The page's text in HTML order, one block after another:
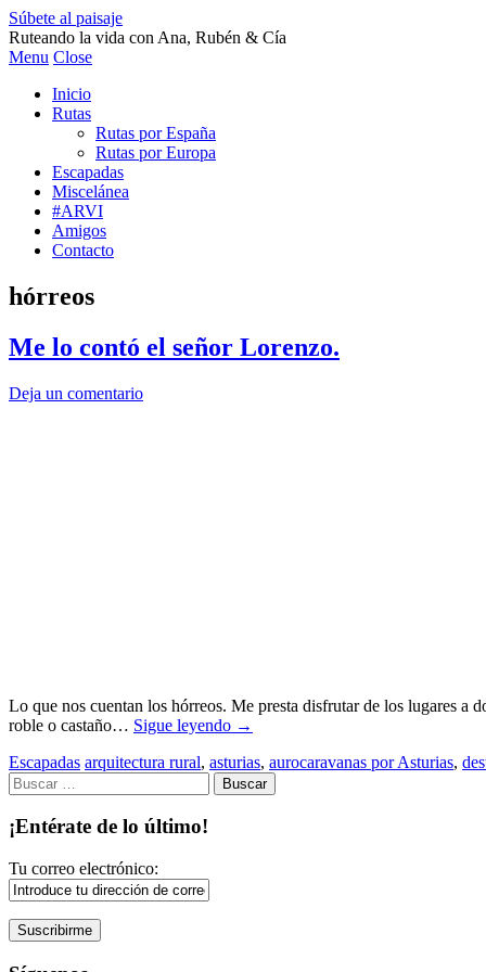
Súbete al paisaje
Ruteando la vida con Ana, Rubén & Cía
Menu Close
Inicio
Rutas
Rutas por España
Rutas por Europa
Escapadas
Miscelánea
#ARVI
Amigos
Contacto
hórreos
Me lo contó el señor Lorenzo.
Deja un comentario
Lo que nos cuentan los hórreos. Me presta disfrutar de los lugares a
roble o castaño… Sigue leyendo →
Escapadas arquitectura rural, asturias, aurocaravanas por Asturias,
Buscar:
¡Entérate de lo último!
Tu correo electrónico: